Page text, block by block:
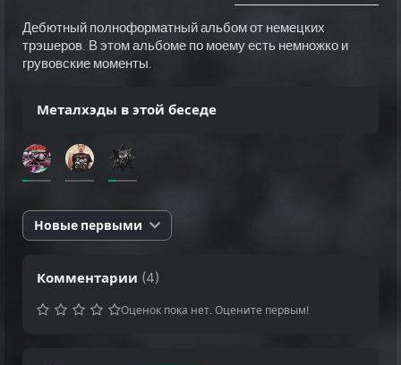
Дебютный полноформатный альбом от немецких
трэшеров. В этом альбоме по моему есть немножко и
грувовские моменты.
Металхэды в этой беседе
Новые первыми
Комментарии (4)
Оценок пока нет. Оцените первым!